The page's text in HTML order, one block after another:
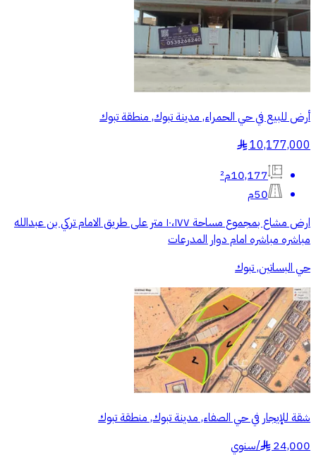
أرض للبيع في حي الحمراء, مدينة تبوك, منطقة تبوك
10,177,000
§
10,177م²
50م
ارض مشاع بمجموع مساحة ١٠،١٧٧ متر على طريق الامام تركي بن عبدالله
مباشره مباشره امام دوار المدرعات
حي البساتين, تبوك
شقة للإيجار في حي الصفاء, مدينة تبوك, منطقة تبوك
24,000
§
/سنوي